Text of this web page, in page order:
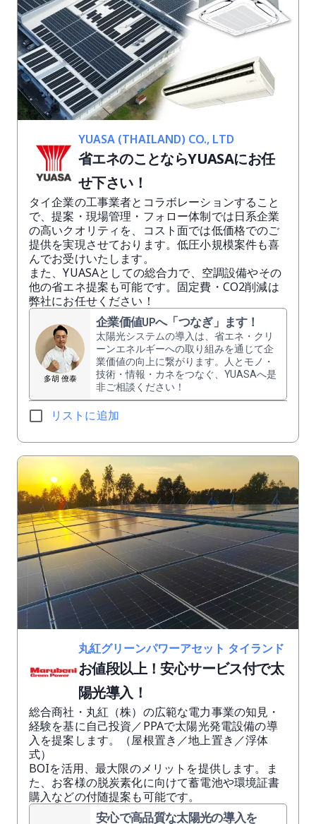
YUASA (THAILAND) CO., LTD
省エネのことならYUASAにお任
せ下さい！
タイ企業の工事業者とコラボレーションすること
で、提案・現場管理・フォロー体制では日系企業
の高いクオリティを、コスト面では低価格でのご
提供を実現させております。低圧小規模案件も喜
んでお受けいたします。
また、YUASAとしての総合力で、空調設備やその
他の省エネ提案も可能です。固定費・CO2削減は
弊社にお任せください！
多胡 僚泰
企業価値UPへ「つなぎ」ます！
太陽光システムの導入は、省エネ・クリ
ーンエネルギーへの取り組みを通じて企
業価値の向上に繋がります。人とモノ・
技術・情報・カネをつなぐ、YUASAへ是
非ご相談ください！
リストに追加
丸紅グリーンパワーアセット タイランド
お値段以上！安心サービス付で太
陽光導入！
総合商社・丸紅（株）の広範な電力事業の知見・
経験を基に自己投資／PPAで太陽光発電設備の導
入を提案します。（屋根置き／地上置き／浮体
式）
BOIを活用、最大限のメリットを提供します。ま
た、お客様の脱炭素化に向けて蓄電池や環境証書
購入などの付随提案も可能です。
安心で高品質な太陽光の導入を